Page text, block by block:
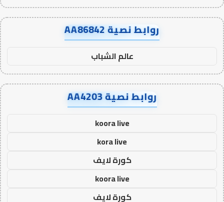
روابط نصية AA86842
عالم الشباب
روابط نصية AA4203
koora live
kora live
كورة لايف
koora live
كورة لايف